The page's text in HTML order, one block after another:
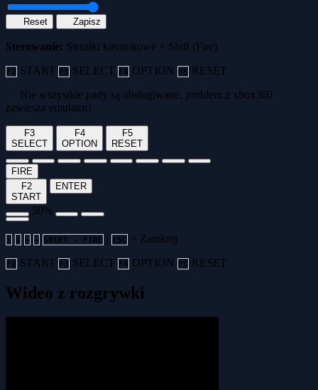
Reset Zapisz
Sterowanie: Strzałki kierunkowe + Shift (Fire)
F2 START F3 SELECT F4 OPTION F5 RESET
Nie wszystkie pady są obsługiwane, problem z xbox360
zawiesza emulator!
F3
SELECT
F4
OPTION
F5
RESET
FIRE
F2
START
ENTER
50%
↑ ↓ ← → SHIFT - FIRE | ESC = Zamknij
F2 START F3 SELECT F4 OPTION F5 RESET
Wideo z rozgrywki